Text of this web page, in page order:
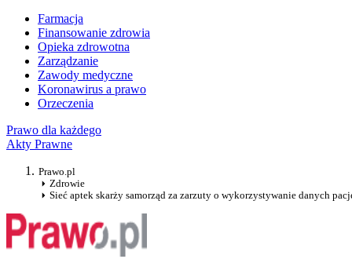
Farmacja
Finansowanie zdrowia
Opieka zdrowotna
Zarządzanie
Zawody medyczne
Koronawirus a prawo
Orzeczenia
Prawo dla każdego
Akty Prawne
Prawo.pl
Zdrowie
Sieć aptek skarży samorząd za zarzuty o wykorzystywanie danych